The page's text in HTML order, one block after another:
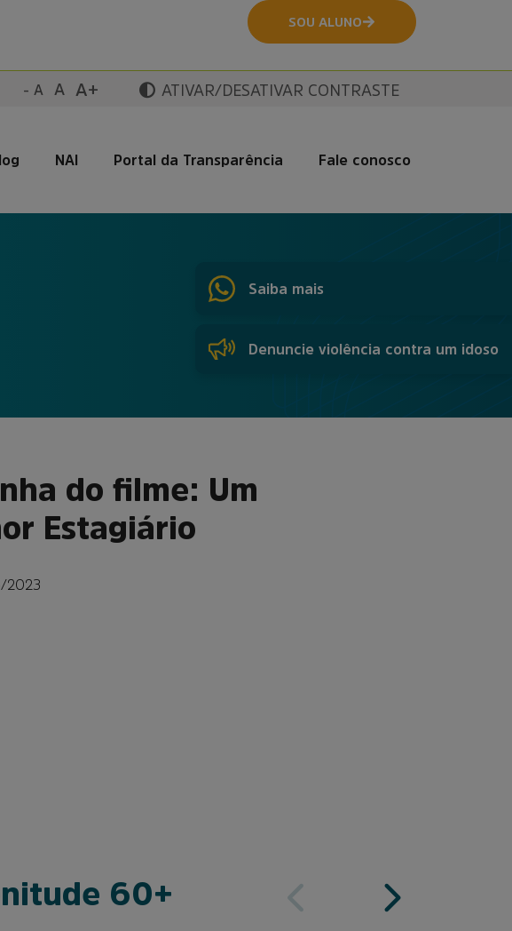
SOU ALUNO
- A A A+ ATIVAR/DESATIVAR CONTRASTE
NAI Portal da Transparência Fale conosco
Saiba mais
Denuncie violência contra um idoso
do filme: Um
Estagiário
2023
60+